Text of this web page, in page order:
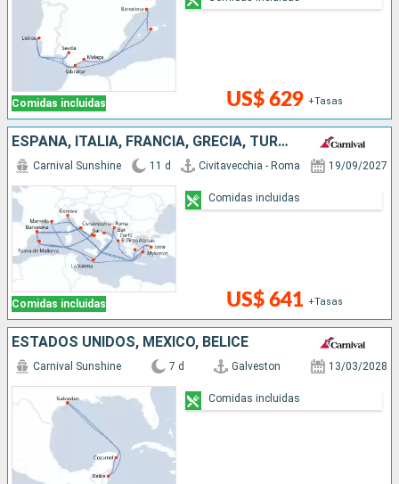
Comidas incluidas US$ 629 +Tasas
ESPAÑA, ITALIA, FRANCIA, GRECIA, TURQUÍA, MONTENEGRO, MALTA
Comidas incluidas
Carnival Sunshine 11 d Civitavecchia - Roma 19/09/2027
US$ 641 +Tasas
Comidas incluidas
ESTADOS UNIDOS, MÉXICO, BELICE
Carnival Sunshine 7 d Galveston 13/03/2028
Comidas incluidas